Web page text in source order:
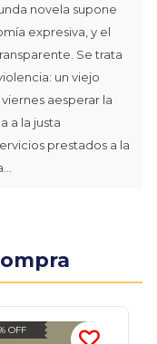
novela supone
expresiva, y el
Se trata
un viejo
aesperar la
a la justa
prestados a la
OFF